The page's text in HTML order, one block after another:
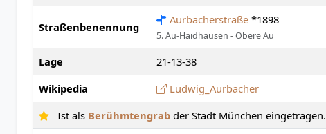
Straßenbenennung
Aurbacherstraße *1898
5. Au-Haidhausen - Obere Au
Lage
21-13-38
Wikipedia
Ludwig_Aurbacher
Ist als Berühmtengrab der Stadt München eingetragen.